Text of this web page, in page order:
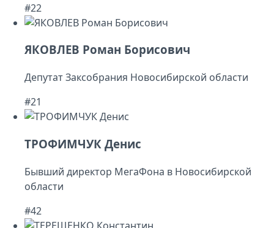
#22
ЯКОВЛЕВ Роман Борисович
Депутат Заксобрания Новосибирской области
#21
ТРОФИМЧУК Денис
Бывший директор МегаФона в Новосибирской
области
#42